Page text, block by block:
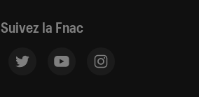
Suivez la Fnac